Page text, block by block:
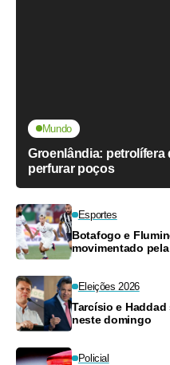
Mundo
Groenlândia: petrolífera
perfurar poços
Esportes
Botafogo e
movimentado pela
Eleições 2026
Tarcísio e Haddad
neste domingo
Policial